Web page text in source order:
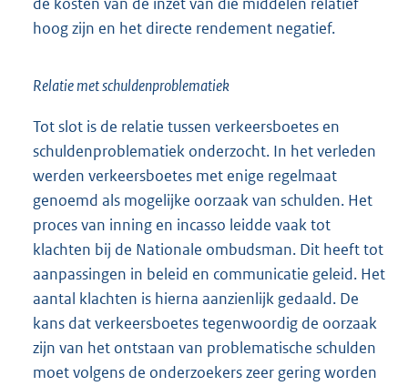
hoog zijn en het directe rendement negatief.
Relatie met schuldenproblematiek
Tot slot is de relatie tussen verkeersboetes en
schuldenproblematiek onderzocht. In het verleden
werden verkeersboetes met enige regelmaat
genoemd als mogelijke oorzaak van schulden. Het
proces van inning en incasso leidde vaak tot
klachten bij de Nationale ombudsman. Dit heeft tot
aanpassingen in beleid en communicatie geleid. Het
aantal klachten is hierna aanzienlijk gedaald. De
kans dat verkeersboetes tegenwoordig de oorzaak
zijn van het ontstaan van problematische schulden
moet volgens de onderzoekers zeer gering worden